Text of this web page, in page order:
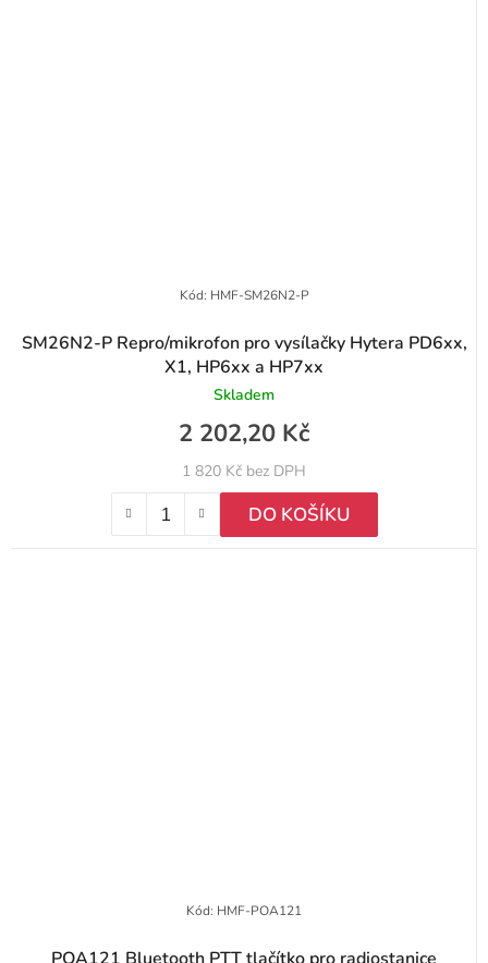
SM26N2-P Repro/mikrofon pro vysílačky Hytera PD6xx,
X1, HP6xx a HP7xx
Skladem
1 820 Kč bez DPH
2 202,20 Kč
DO KOŠÍKU
Kód: HMF-SM26N2-P
POA121 Bluetooth PTT tlačítko pro radiostanice
Kód: HMF-POA121